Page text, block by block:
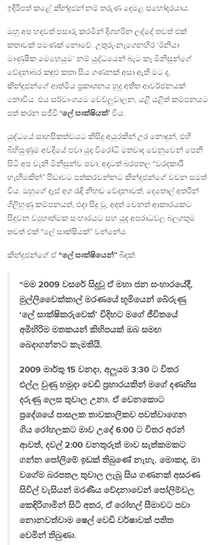
ඉදිරිපත් කළේ කින්දූජන්නම් තරුණ දෙමළ සහෝදරයාය.
ඔහු අප හදවත් පසාරු කරමින් දිගහරින ලද්දේ තවත් එක්
කතාවක් පමණක් නොවේ. උතුරු-නැගෙනහිර ‘ඊනියා
මාණුෂික මෙහෙයුම’ නම් යුද්ධයෙන් බැට කෑ මිනිසුන්ගේ
වේදනාබර කඳුළු කතා සිය ගණනක් අසා ඇති මට ද,
කින්දූජන්ගේ ආත්මීය ප්‍රකාශනය හුදු අතීත ආවර්ජනයක්
නොවීය. එය සර්වාංගයම වෙව්ලුවාලන, යළි යළිත් කම්පනයට
පත් කරන සජීවී ‘ලේ සාක්ෂියක්’ විය.
යුද්ධයේ සාහසිකත්වයට කිසිදු අයුරකින් උර නොදුන්, එහි
බිහිසුණුම අවදියේ පවා යුද විරෝධී මතවාද වෙනුවෙන් පෙනී
සිටි අප වැනි මිනිසුන්ව පවා, අදටත් බරපතල “වරදකාරී
හැඟීමකින්” පීඩාවට පත්කරවන්නට කින්දූජන්ගේ වචන සමත්
විය. ඔහුගේ දෑස් අග රැඳි නිහඬ වේදනාවත්, දෙතොල් අතරින්
ගිලිහුණු කම්පනයත්, එදා සිදු වූ, අදත් වෙනත් ආකාරයකට
සිදුවන ව්‍යුහාත්මක සංහාරයට සහ යුද අපරාධවල බලගතුම
තවත් එක් “ලේ සාක්ෂියක්” වන්නේය.
කින්දූජන්ගේ ඒ “ලේ සාක්ෂියෙන්” බිඳක්:
“මම 2009 වසරේ සිදුවූ ඒ මහා ජන සංහාරයේදී,
මුල්ලිවෛක්කාල් මරණයේ භූමියෙන් බේරුණු
‘ලේ සාක්ෂිකරුවෙක්’ විදිහට මගේ ජීවිතයේ
අමිහිරිම මතකයන් කිහිපයක් ඔබ සමඟ
බෙදාගන්නට කැමතියි.
2009 මාර්තු 15 වනදා, අලුයම 3:30 ට විතර
එල්ල වුණු හමුදා වෙඩි ප්‍රහාරයකින් මගේ දණහිස
දරුණු ලෙස තුවාල උනා. ඒ වෙනකොට
ප්‍රදේශයේ පාසලක තාවකාලිකව පවත්වාගෙන
ගිය රෝහලකට මාව උදේ 6:00 ට විතර අරන්
ආවත්, දවල් 2:00 වනතුරුත් මාව සැත්කමකට
ගන්න පෝලිමේ ඉඩක් තිබුණේ නැහැ. මොකද, මා
වගේම බරපතල තුවාල ලැබූ සිය ගණනක් අසරණ
සිවිල් වැසියන් මරණීය වේදනාවෙන් පෝලිම්වල
කෙඳිරිගාමින් සිටි අතර, ඒ රෝහල් සීමාවට පවා
නොනවත්වාම ෂෙල් වෙඩි වර්ෂාවක් පතිත
වෙමින් තිබුණා.